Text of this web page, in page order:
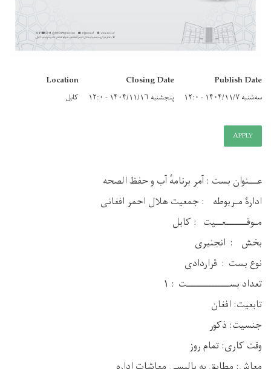
Publish Date
سه‌شنبه ۱۴۰۴/۱۱/۷ - ۱۲:۰
Closing Date
پنجشنبه ۱۴۰۴/۱۱/۱۶ - ۱۲:۰
Location
کابل
APPLY
عـــنوان بست : آمر برنامهٔ آب و حفظ الصحه
ادارۀ مـربوطه : جمعیت هلال احمر افغانی
مـوقـــــــعــيت : کابل
بخش : انجنیری
نوع بست : قراردادی
تعداد بســــــــــــــت : ۱
تابعیت: افغان
جنسیت: ذکور
وقت کاری: تمام روز